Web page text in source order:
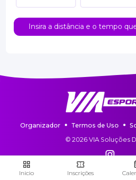
Insira a distância e o tempo
Inicio Inscrições
Organizador Termos de Uso
© 2026 VIA Soluções